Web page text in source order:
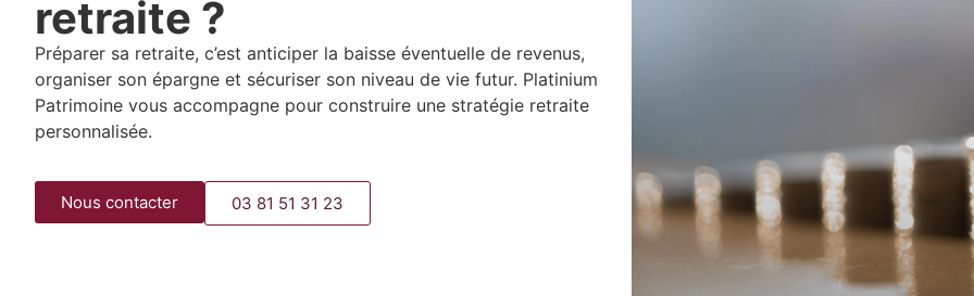
retraite ?
Préparer sa retraite, c’est anticiper la baisse éventuelle de revenus,
organiser son épargne et sécuriser son niveau de vie futur. Platinium
Patrimoine vous accompagne pour construire une stratégie retraite
personnalisée.
Nous contacter 03 81 51 31 23